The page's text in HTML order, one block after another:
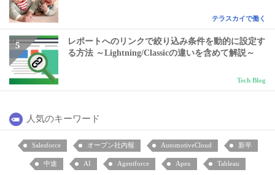
テラスカイで働く
レポートへのリンクで絞り込み条件を動的に設定す
る方法 ～Lightning/Classicの違いを含めて解説～
Tech Blog
人気のキーワード
Salesforce オープン社内報 AutomotiveCloud 新卒
中途 AI Agentforce Apex Tableau